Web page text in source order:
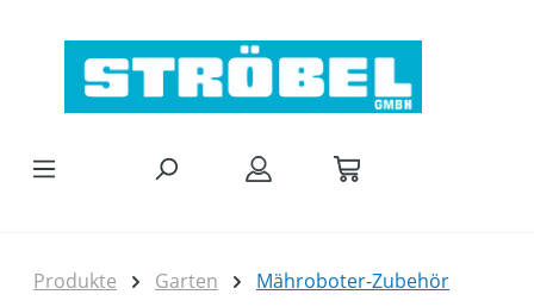
Produkte Garten Mähroboter-Zubehör